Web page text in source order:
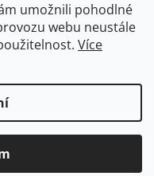
umožnili pohodlné
webu neustále
Více
oděvy s.r.o.. Všechna
cookies